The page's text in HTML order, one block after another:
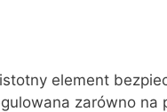
element
zarówno na